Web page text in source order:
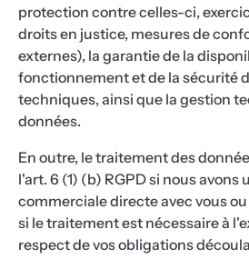
protection contre celles-ci,
droits en justice, mesures de
externes), la garantie de la
fonctionnement et de la sécurité
techniques, ainsi que la gestion
données.
En outre, le traitement des
l'art. 6 (1) (b) RGPD si nous avons
commerciale directe avec vous
si le traitement est nécessaire à
respect de vos obligations